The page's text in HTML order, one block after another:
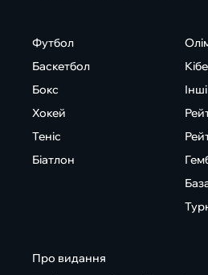
Футбол
Баскетбол
Бокс
Хокей
Теніс
Біатлон
Інші
Про видання